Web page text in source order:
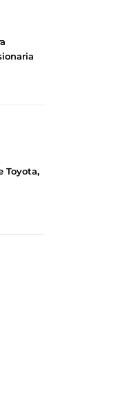
Toyota,